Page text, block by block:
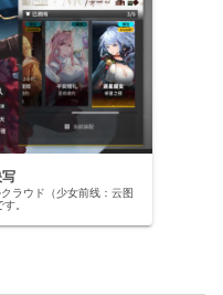
ラウド（少女前线：云图
。